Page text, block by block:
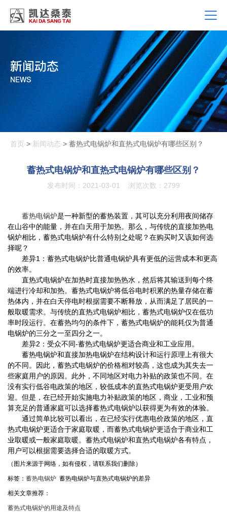
新闻动态
NEWS
首页 > 新闻动态 > 蓄热式电锅炉和直热式电锅炉有哪些区别？
蓄热式电锅炉和直热式电锅炉有哪些区别？
发布时间：2021-03-01 浏览次数：2799
蓄热电锅炉是一种新型的蓄热装置，其可以充分利用夜间储存
在山谷中的能量，并在白天用于加热。那么，与传统的直接加热电
锅炉相比，蓄热式电锅炉有什么特别之处呢？在购买时又该如何选
择呢？
差异1：蓄热式电锅炉比普通电锅炉具有更低的运营成本和更高
的效率。
直热式电锅炉在加热时直接加热热水，然后将其输送到每个终
端进行冷却和加热。蓄热式电锅炉将低谷电时积累的热量存储在蓄
热体内，并在白天停电时根据需要不断释放，从而满足了居民的一
般取暖需求。与传统的直热式电锅炉相比，蓄热式电锅炉仅在低功
率时段运行。在蓄热均匀的条件下，蓄热式电锅炉的能耗仅为普通
电锅炉的三分之一至四分之一。
差异2：受众不同-蓄热式电锅炉更适合商业和工业应用。
蓄热电锅炉和直接加热电锅炉在结构设计和运行原理上有很大
的不同。因此，蓄热式电锅炉的价格相对较高，这也成为其失去一
些家庭用户的原因。此外，不同地区对电力补贴的政策也不同。在
没有实行低谷电政策的地区，较低成本的直热式电锅炉更受用户欢
迎。但是，在已经开始实施电力补贴政策的地区，商业，工业和预
算充足的普通家庭可以选择蓄热式电锅炉以获得更为有效的体验。
通过简单比较可以看出，在已经实行优惠电价政策的地区，直
热式电锅炉更适合于家庭取暖，而蓄热式电锅炉更适合于商业和工
业取暖或一般家庭取暖。蓄热式电锅炉和直热式电锅炉各有特点，
用户可以根据需要选择合适的取暖方式。
（图片来源于网络，如有侵权，请联系我们删除）
标签： 蓄热电锅炉 蓄热电锅炉与直热式电锅炉的差异
相关文章推荐：
蓄热式电锅炉的用途及特点